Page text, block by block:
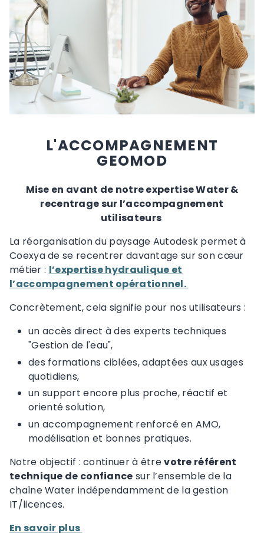
L'ACCOMPAGNEMENT
GEOMOD
Mise en avant de notre expertise Water &
recentrage sur l’accompagnement
utilisateurs
La réorganisation du paysage Autodesk permet à
Coexya de se recentrer davantage sur son cœur
métier : l’expertise hydraulique et
l’accompagnement opérationnel.
Concrètement, cela signifie pour nos utilisateurs :
un accès direct à des experts techniques
"Gestion de l'eau",
des formations ciblées, adaptées aux usages
quotidiens,
un support encore plus proche, réactif et
orienté solution,
un accompagnement renforcé en AMO,
modélisation et bonnes pratiques.
Notre objectif : continuer à êtrevotre référent
technique de confiance sur l’ensemble de la
chaîne Water indépendamment de la gestion
IT/licences.
En savoir plus